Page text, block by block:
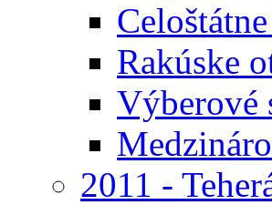
Rakúske
Výberové
2011 -